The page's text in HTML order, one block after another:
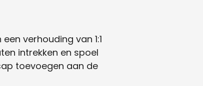
verhouding van 1:1
intrekken en spoel
toevoegen aan de